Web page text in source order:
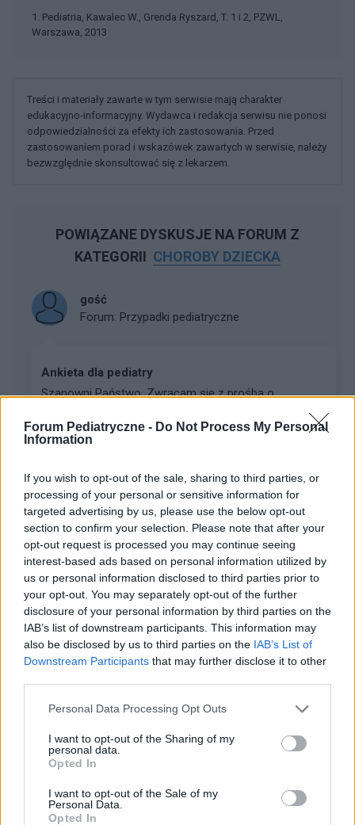
Forum Pediatryczne - Do Not Process My Personal
Information
If you wish to opt-out of the sale, sharing to third parties, or
processing of your personal or sensitive information for
targeted advertising by us, please use the below opt-out
section to confirm your selection. Please note that after your
opt-out request is processed you may continue seeing
interest-based ads based on personal information utilized by
us or personal information disclosed to third parties prior to
your opt-out. You may separately opt-out of the further
disclosure of your personal information by third parties on the
IAB’s list of downstream participants. This information may
also be disclosed by us to third parties on the IAB’s List of
Downstream Participants that may further disclose it to other
Personal Data Processing Opt Outs
I want to opt-out of the Sharing of my
personal data.
Opted In
I want to opt-out of the Sale of my
Personal Data.
Opted In
1. Pediatria, Kawalec W., Grenda Ryszard, T. 1 i 2, PZWL,
Warszawa, 2013
Treści i materiały zawarte w tym serwisie mają charakter
edukacyjno-informacyjny. Wydawca i redakcja serwisu nie ponosi
odpowiedzialności za efekty ich zastosowania. Przed
zastosowaniem porad i wskazówek zawartych w serwisie, należy
bezwzględnie skonsultować się z lekarzem.
POWIĄZANE DYSKUSJE NA FORUM Z
KATEGORII CHOROBY DZIECKA
gość
Forum: Przypadki pediatryczne
Ankieta dla pediatry
Szanowni Państwo, Zwracam się z prośbą o
jest poznanie aktualnych potrzeb edukacyjnych
pediatrów, obszarów niepewności w codziennej
ewa k.
Forum:Choroby dziecięce
Po usunięciu trzeciego migdałka
Dzień dobry, szukam po forach i fejsbuku pomocy bo
2 tygodnie temu mojej 5-letniej córeczce usuwali
trzeci migdałek ze znieczuleniem ogólnym. Po operacji
wymiotowała bo połykała krew, męczy się bo d...
Forum:Przypadki pediatryczne
Metanabol a niedobor wzrostu.
Mam pytanie czy u dziecka (15 letniego) mozna leczyc